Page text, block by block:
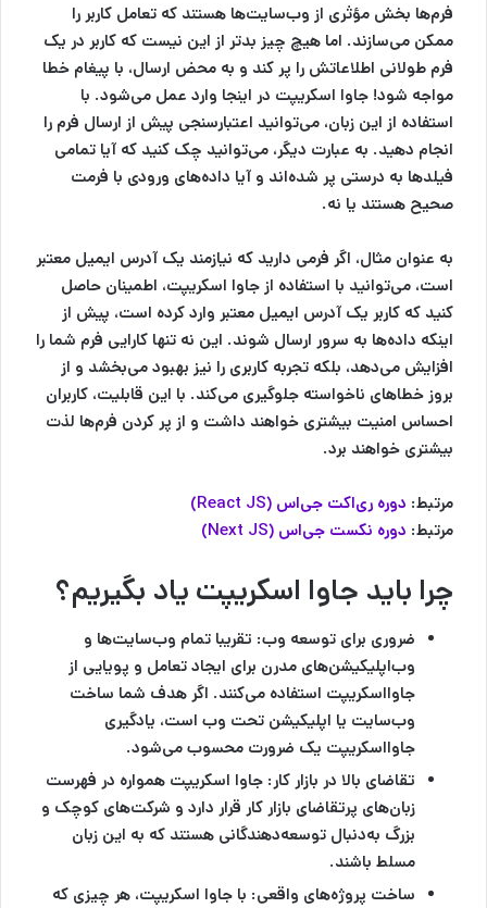
فرم‌ها بخش مؤثری از وب‌سایت‌ها هستند که تعامل کاربر را
ممکن می‌سازند. اما هیچ چیز بدتر از این نیست که کاربر در یک
فرم طولانی اطلاعاتش را پر کند و به محض ارسال، با پیغام خطا
مواجه شود! جاوا اسکریپت در اینجا وارد عمل می‌شود. با
استفاده از این زبان، می‌توانید اعتبارسنجی پیش از ارسال فرم را
انجام دهید. به عبارت دیگر، می‌توانید چک کنید که آیا تمامی
فیلد‌ها به درستی پر شده‌اند و آیا داده‌های ورودی با فرمت
صحیح هستند یا نه.
به عنوان مثال، اگر فرمی دارید که نیازمند یک آدرس ایمیل معتبر
است، می‌توانید با استفاده از جاوا اسکریپت، اطمینان حاصل
کنید که کاربر یک آدرس ایمیل معتبر وارد کرده است، پیش از
اینکه داده‌ها به سرور ارسال شوند. این نه تنها کارایی فرم شما را
افزایش می‌دهد، بلکه تجربه کاربری را نیز بهبود می‌بخشد و از
بروز خطاهای ناخواسته جلوگیری می‌کند. با این قابلیت، کاربران
احساس امنیت بیشتری خواهند داشت و از پر کردن فرم‌ها لذت
بیشتری خواهند برد.
مرتبط: دوره ری‌اکت جی‌اس (React JS)
مرتبط: دوره نکست جی‌اس (Next JS)
چرا باید جاوا اسکریپت یاد بگیریم؟
ضروری برای توسعه وب: تقریبا تمام وب‌سایت‌ها و
وب‌اپلیکیشن‌های مدرن برای ایجاد تعامل و پویایی از
جاوااسکریپت استفاده می‌کنند. اگر هدف شما ساخت
وب‌سایت یا اپلیکیشن تحت وب است، یادگیری
جاوااسکریپت یک ضرورت محسوب می‌شود.
تقاضای بالا در بازار کار: جاوا اسکریپت همواره در فهرست
زبان‌های پرتقاضای بازار کار قرار دارد و شرکت‌های کوچک و
بزرگ به‌دنبال توسعه‌دهندگانی هستند که به این زبان
مسلط باشند.
ساخت پروژه‌های واقعی: با جاوا اسکریپت، هر چیزی که